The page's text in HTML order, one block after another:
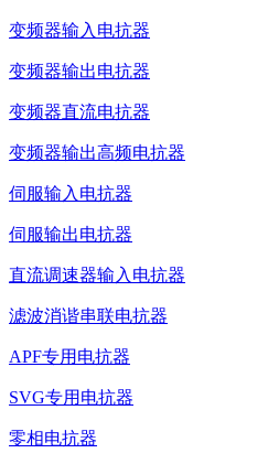
变频器输入电抗器
变频器输出电抗器
变频器直流电抗器
变频器输出高频电抗器
伺服输入电抗器
伺服输出电抗器
直流调速器输入电抗器
滤波消谐串联电抗器
APF专用电抗器
SVG专用电抗器
零相电抗器